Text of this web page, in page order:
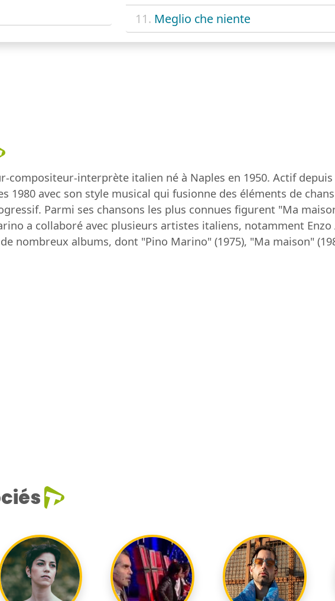
11. Meglio che niente
compositeur-interprète italien né à Naples en 1950. Actif depuis
1980 avec son style musical qui fusionne des éléments de
Parmi ses chansons les plus connues figurent "Ma
a collaboré avec plusieurs artistes italiens, notamment
nombreux albums, dont "Pino Marino" (1975), "Ma maison"